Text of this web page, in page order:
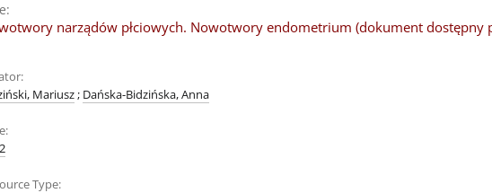
narządów płciowych. Nowotwory endometrium (dokument
Mariusz; Dańska-Bidzińska, Anna
Type: